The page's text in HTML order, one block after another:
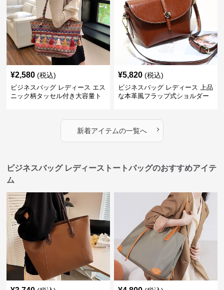
¥2,580 (税込)
ビジネスバッグ レディース エス
ニック柄タッセル付き大容量ト
¥5,820 (税込)
ビジネスバッグ レディース 上品
な本革風フラップ式ショルダー
新着アイテムの一覧へ ›
ビジネスバッグ レディーストートバッグのおすすめアイテ
ム